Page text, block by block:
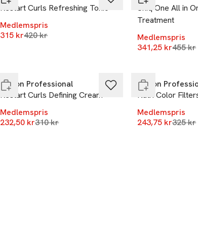
Restart Curls Refreshing Tonic
Medlemspris
315 krLägsta pris 30 dagar
420 kr
Uniq One All in
Treatment
Medlemspris
341,25 krLägsta
455 kr
Revlon Professional
Restart Curls Defining Cream
Medlemspris
232,50 krLägsta pris 30 dagar
310 kr
-25%
Revlon
Nutri Color
Medlemspris
243,75 krLägsta
325 kr